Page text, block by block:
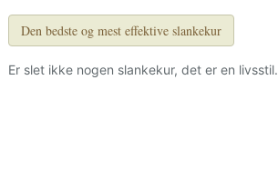
Den bedste og mest effektive slankekur
Er slet ikke nogen slankekur, det er en livsstil.